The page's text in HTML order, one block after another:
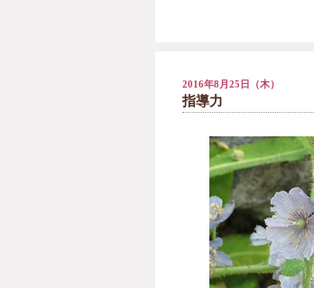
2016年8月25日（木）
指導力